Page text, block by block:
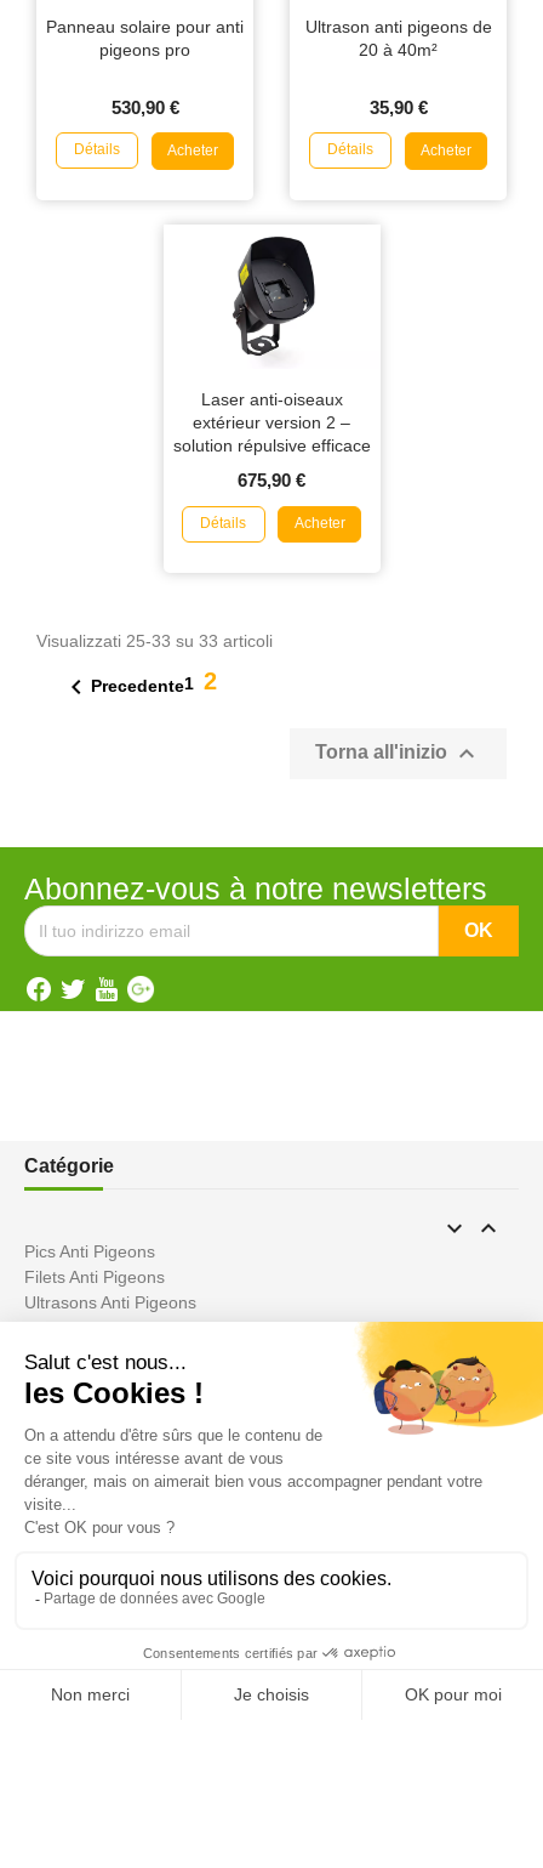
Panneau solaire pour anti
pigeons pro
530,90 €
Détails Acheter
Ultrason anti pigeons de
20 à 40m²
35,90 €
Détails Acheter
Laser anti-oiseaux
extérieur version 2 –
solution répulsive efficace
Nouveauté 2025
675,90 €
Détails Acheter
Visualizzati 25-33 su 33 articoli
 Precedente1 2
Torna all'inizio 
Abonnez-vous à notre newsletters
Catégorie
 
Pics Anti Pigeons
Filets Anti Pigeons
Ultrasons Anti Pigeons
Câbles anti pigeons
Pics anti mouettes et goélands
Pics volets et panneaux solaires
Répulsifs anti pigeons
Cage de Capture
Il tuo account
